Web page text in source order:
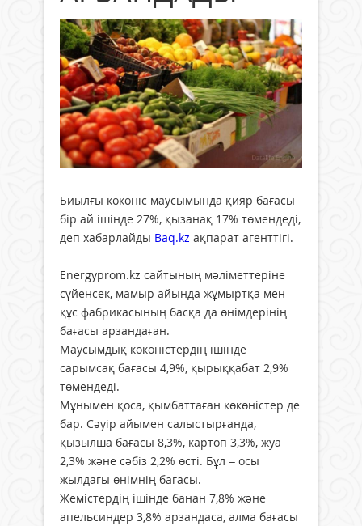
Биылғы көкөніс маусымында қияр бағасы
бір ай ішінде 27%, қызанақ 17% төмендеді,
деп хабарлайды Вaq.kz ақпарат агенттігі.
Еnergyprom.kz сайтының мәліметтеріне
сүйенсек, мамыр айында жұмыртқа мен
құс фабрикасының басқа да өнімдерінің
бағасы арзандаған.
Маусымдық көкөністердің ішінде
сарымсақ бағасы 4,9%, қырыққабат 2,9%
төмендеді.
Мұнымен қоса, қымбаттаған көкөністер де
бар. Сәуір айымен салыстырғанда,
қызылша бағасы 8,3%, картоп 3,3%, жуа
2,3% және сәбіз 2,2% өсті. Бұл – осы
жылдағы өнімнің бағасы.
Жемістердің ішінде банан 7,8% және
апельсиндер 3,8% арзандаса, алма бағасы